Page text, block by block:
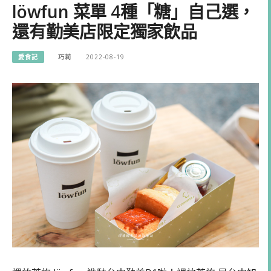
löwfun 菜單 4種「糖」自己選，
還有勤美店限定獨家飲品
愛食記 巧莉 2022-08-19